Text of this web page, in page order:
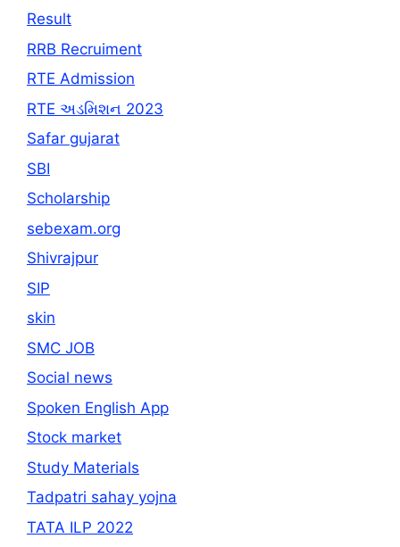
Result
RRB Recruiment
RTE Admission
RTE અડમિશન 2023
Safar gujarat
SBI
Scholarship
sebexam.org
Shivrajpur
SIP
skin
SMC JOB
Social news
Spoken English App
Stock market
Study Materials
Tadpatri sahay yojna
TATA ILP 2022